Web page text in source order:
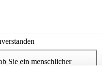
Sie ein menschlicher